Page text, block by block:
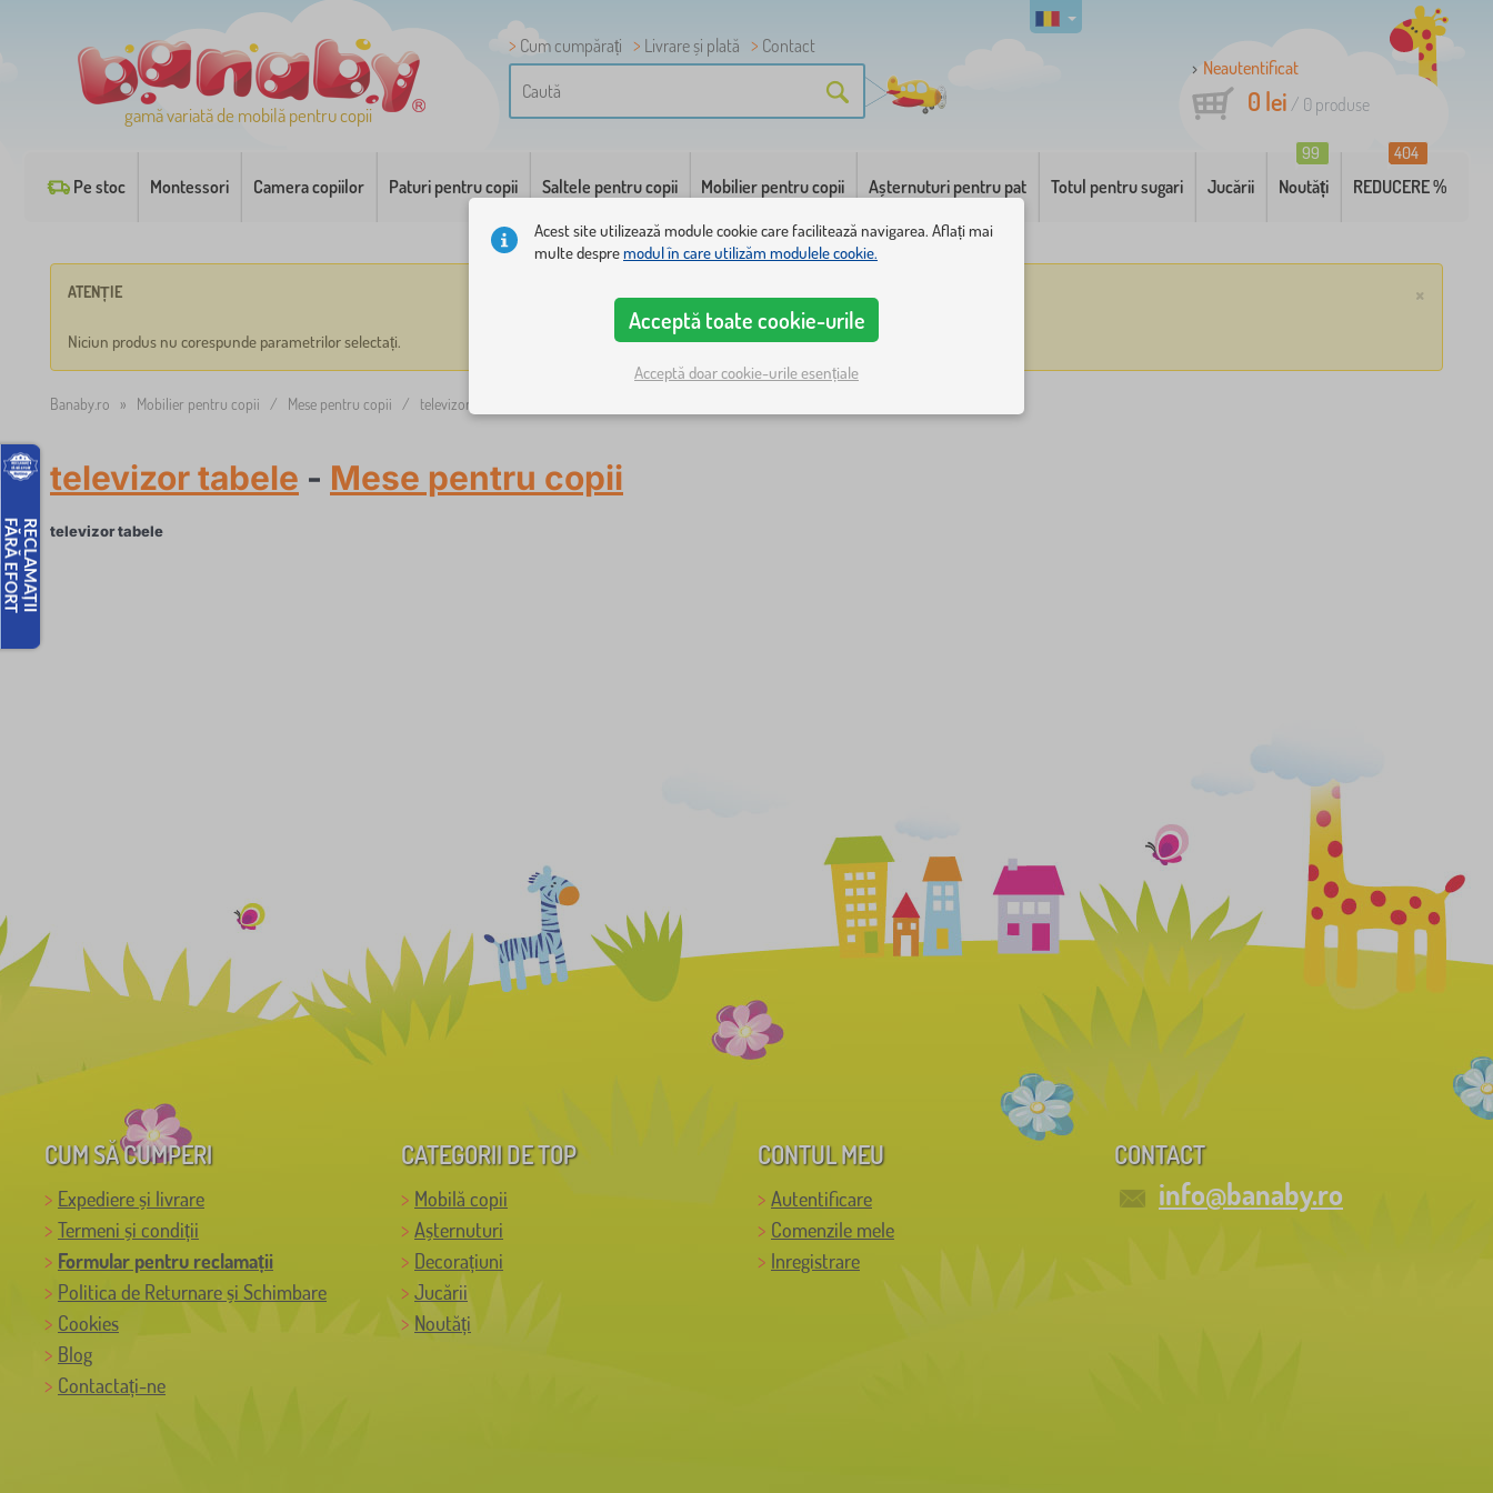
gamă variată de mobilă pentru copii
Cum cumpărați Livrare și plată
Contact
Neautentificat
0 lei / 0 produse
Pe stoc Montessori Camera copiilor Paturi pentru copii Saltele pentru copii Mobilier pentru copii Așternuturi pentru pat Totul pentru sugari Jucării Noutăți
99
REDUCERE %
404
×
ATENȚIE
Niciun produs nu corespunde parametrilor selectați.
Banaby.ro » Mobilier pentru copii / Mese pentru copii / televizor tabele
televizor tabele - Mese pentru copii
televizor tabele
CUM SĂ CUMPERI
Expediere și livrare
Termeni și condiții
Formular pentru reclamații
Politica de Returnare și Schimbare
Cookies
Blog
Contactați-ne
CATEGORII DE TOP
Mobilă copii
Așternuturi
Decorațiuni
Jucării
Noutăți
CONTUL MEU
Autentificare
Comenzile mele
Inregistrare
CONTACT
info@banaby.ro
Acest site utilizează module cookie care facilitează navigarea. Aflați mai
multe despremodul în care utilizăm modulele cookie.
Acceptă toate cookie-urile
Acceptă doar cookie-urile esențiale